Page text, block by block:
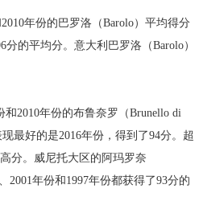
年份的巴罗洛（Barolo）平均得分
的平均分。意大利巴罗洛（Barolo）
2010年份的布鲁奈罗（Brunello di
最好的是2016年份，得到了94分。超
分。威尼托大区的阿玛罗奈
2001年份和1997年份都获得了93分的